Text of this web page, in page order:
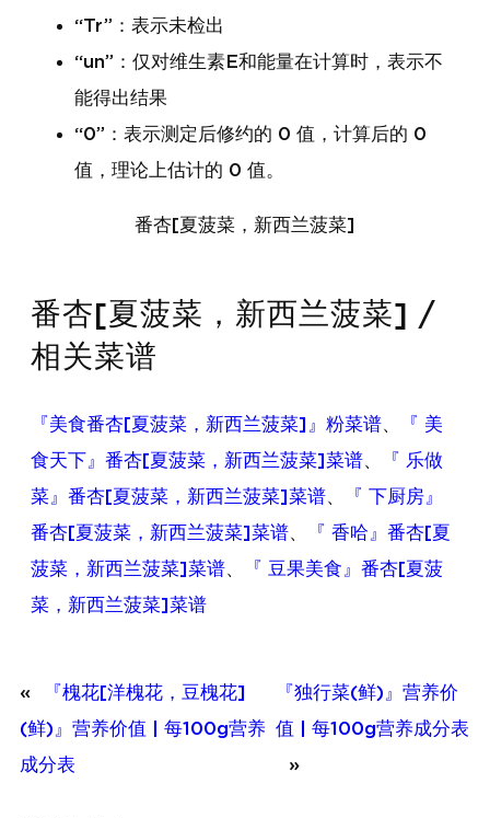
“Tr”：表示未检出
“un”：仅对维生素E和能量在计算时，表示不
能得出结果
“0”：表示测定后修约的 0 值，计算后的 0
值，理论上估计的 0 值。
番杏[夏菠菜，新西兰菠菜]
番杏[夏菠菜，新西兰菠菜] /
相关菜谱
『美食番杏[夏菠菜，新西兰菠菜]』粉菜谱、
『 美
食天下』番杏[夏菠菜，新西兰菠菜]菜谱、
『 乐做
菜』番杏[夏菠菜，新西兰菠菜]菜谱、
『 下厨房』
番杏[夏菠菜，新西兰菠菜]菜谱、
『 香哈』番杏[夏
菠菜，新西兰菠菜]菜谱、
『 豆果美食』番杏[夏菠
菜，新西兰菠菜]菜谱
«
『槐花[洋槐花，豆槐花]
(鲜)』营养价值 | 每100g营养
成分表
『独行菜(鲜)』营养价
值 | 每100g营养成分表
»